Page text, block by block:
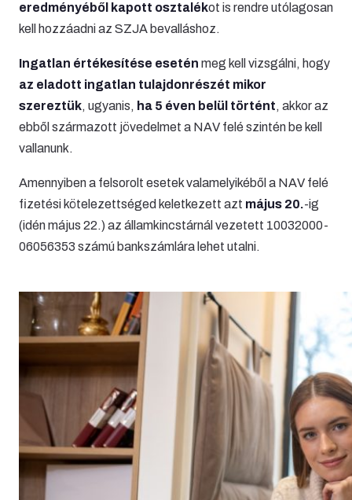
eredményéből kapott osztalékot is rendre utólagosan
kell hozzáadni az SZJA bevalláshoz.
Ingatlan értékesítése esetén meg kell vizsgálni, hogy
az eladott ingatlan tulajdonrészét mikor
szereztük, ugyanis, ha 5 éven belül történt, akkor az
ebből származott jövedelmet a NAV felé szintén be kell
vallanunk.
Amennyiben a felsorolt esetek valamelyikéből a NAV felé
fizetési kötelezettséged keletkezett azt május 20.-ig
(idén május 22.) az államkincstárnál vezetett 10032000-
06056353 számú bankszámlára lehet utalni.